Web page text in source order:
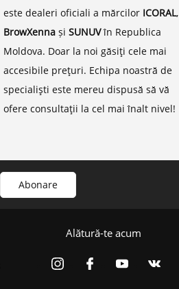
este dealeri oficiali a mărcilor ICORAL,
BrowXenna șiSUNUVîn Republica
Moldova. Doar la noi găsiţi cele mai
accesibile preţuri. Echipa noastră de
specialişti este mereu dispusă să vă
ofere consultaţii la cel mai înalt nivel!
Alătură-te acum